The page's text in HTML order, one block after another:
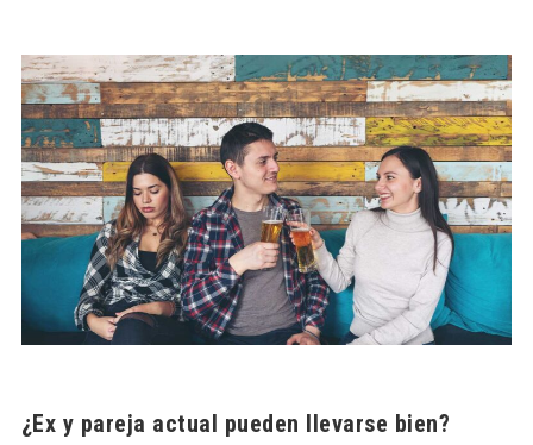
¿Ex y pareja actual pueden llevarse bien?